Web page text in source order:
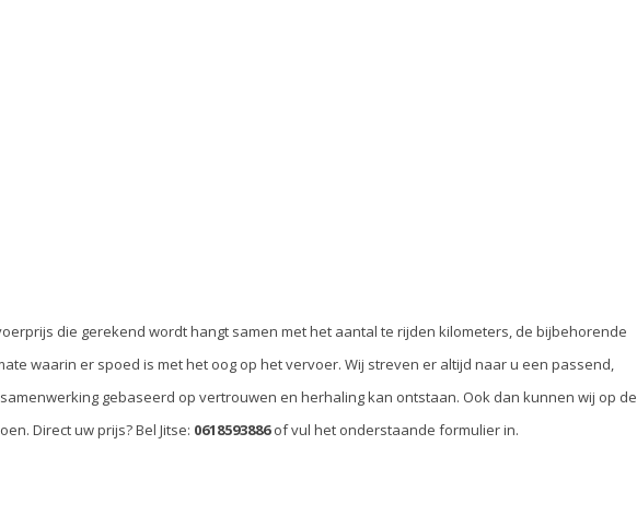
die gerekend wordt hangt samen met het aantal te rijden kilometers, de bijbehorende
waarin er spoed is met het oog op het vervoer. Wij streven er altijd naar u een passend,
gebaseerd op vertrouwen en herhaling kan ontstaan. Ook dan kunnen wij op de
Direct uw prijs? Bel Jitse: 0618593886of vul het onderstaande formulier in.